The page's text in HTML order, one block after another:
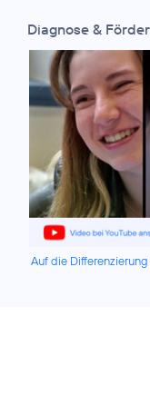
Diagnose &
Auf die